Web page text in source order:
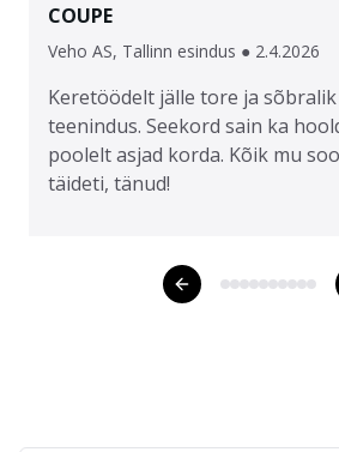
COUPE
Veho AS, Tallinn esindus ● 2.4.2026
Keretöödelt jälle tore ja sõbralik
teenindus. Seekord sain ka
poolelt asjad korda. Kõik mu soovid
täideti, tänud!